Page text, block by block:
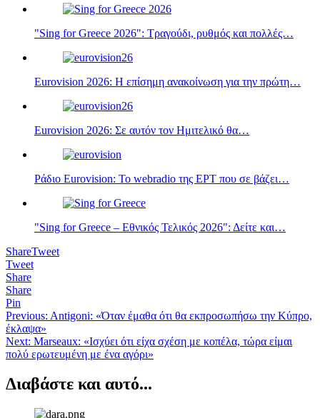
"Sing for Greece 2026": Τραγούδι, ρυθμός και πολλές…
Eurovision 2026: Η επίσημη ανακοίνωση για την πρώτη…
Eurovision 2026: Σε αυτόν τον Ημιτελικό θα…
Ράδιο Eurovision: Το webradio της ΕΡΤ που σε βάζει…
"Sing for Greece – Εθνικός Τελικός 2026": Δείτε και…
ShareTweet
Tweet
Share
Share
Pin
Πλοήγηση
άρθρων
Previous: Antigoni: «Όταν έμαθα ότι θα εκπροσωπήσω την Κύπρο,
έκλαψα»
Next: Marseaux: «Ισχύει ότι είχα σχέση με κοπέλα, τώρα είμαι
πολύ ερωτευμένη με ένα αγόρι»
Διαβάστε και αυτό...